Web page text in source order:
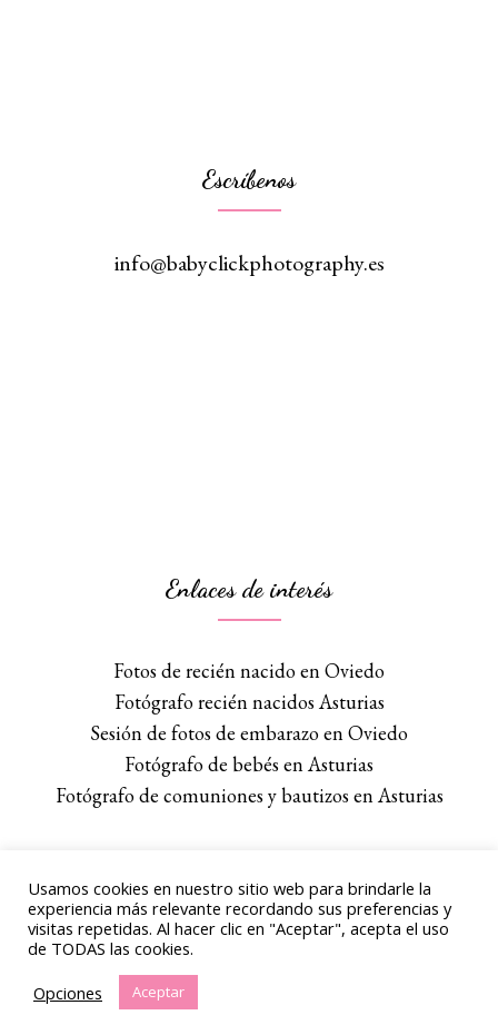
Escríbenos
info@babyclickphotography.es
Enlaces de interés
Fotos de recién nacido en Oviedo
Fotógrafo recién nacidos Asturias
Sesión de fotos de embarazo en Oviedo
Fotógrafo de bebés en Asturias
Fotógrafo de comuniones y bautizos en Asturias
© Copyright Babyclickphotography
Usamos cookies en nuestro sitio web para brindarle la
experiencia más relevante recordando sus preferencias y
visitas repetidas. Al hacer clic en "Aceptar", acepta el uso
de TODAS las cookies.
Opciones
Aceptar